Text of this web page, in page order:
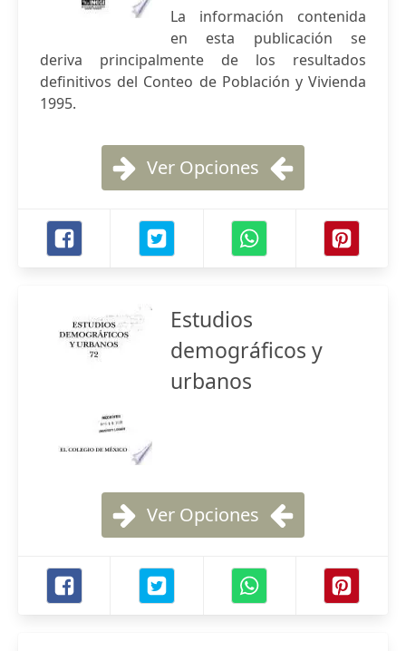
La información contenida
en esta publicación se
deriva principalmente de los resultados
definitivos del Conteo de Población y Vivienda
1995.
Ver Opciones
Estudios
demográficos y
urbanos
Ver Opciones